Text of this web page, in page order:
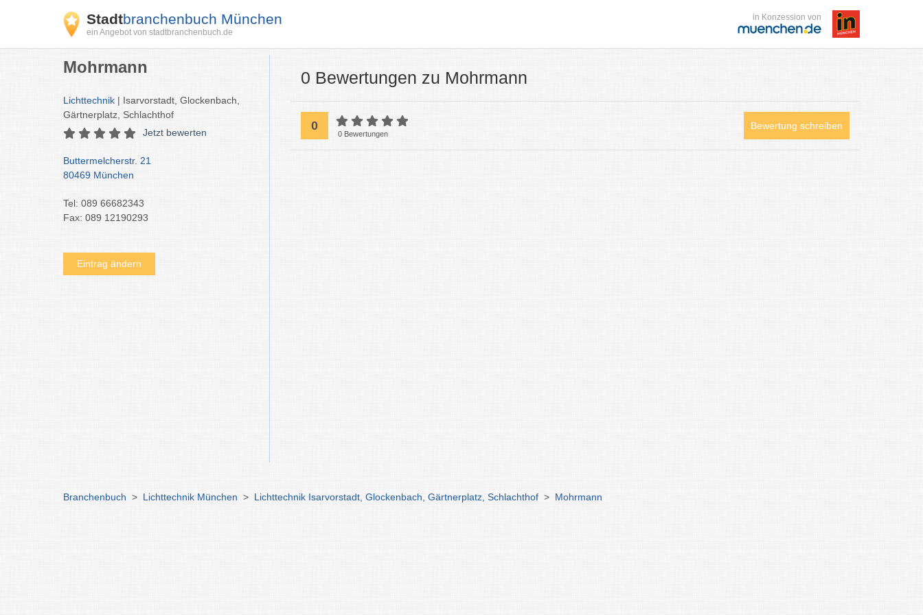
Stadtbranchenbuch München
ein Angebot von stadtbranchenbuch.de
in Konzession von
Mohrmann
Lichttechnik | Isarvorstadt, Glockenbach,
Gärtnerplatz, Schlachthof
Jetzt bewerten
Buttermelcherstr. 21
80469 München
Tel: 089 66682343
Fax: 089 12190293
Eintrag ändern
0 Bewertungen zu Mohrmann
0
0 Bewertungen
Bewertung schreiben
Branchenbuch > Lichttechnik München > Lichttechnik Isarvorstadt, Glockenbach, Gärtnerplatz, Schlachthof > Mohrmann